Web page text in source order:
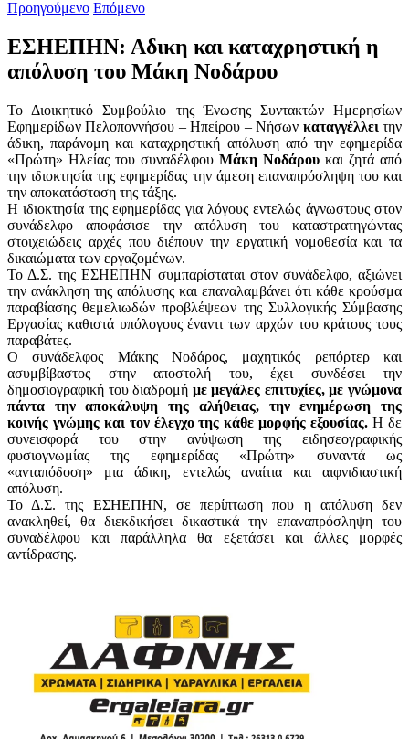
Προηγούμενο Επόμενο
ΕΣΗΕΠΗΝ: Αδικη και καταχρηστική η
απόλυση του Μάκη Νοδάρου
Το Διοικητικό Συμβούλιο της Ένωσης Συντακτών Ημερησίων
Εφημερίδων Πελοποννήσου – Ηπείρου – Νήσων καταγγέλλειτην
άδικη, παράνομη και καταχρηστική απόλυση από την εφημερίδα
«Πρώτη» Ηλείας του συναδέλφου Μάκη Νοδάρου και ζητά από
την ιδιοκτησία της εφημερίδας την άμεση επαναπρόσληψη του και
την αποκατάσταση της τάξης.
Η ιδιοκτησία της εφημερίδας για λόγους εντελώς άγνωστους στον
συνάδελφο αποφάσισε την απόλυση του καταστρατηγώντας
στοιχειώδεις αρχές που διέπουν την εργατική νομοθεσία και τα
δικαιώματα των εργαζομένων.
Το Δ.Σ. της ΕΣΗΕΠΗΝ συμπαρίσταται στον συνάδελφο, αξιώνει
την ανάκληση της απόλυσης και επαναλαμβάνει ότι κάθε κρούσμα
παραβίασης θεμελιωδών προβλέψεων της Συλλογικής Σύμβασης
Εργασίας καθιστά υπόλογους έναντι των αρχών του κράτους τους
παραβάτες.
Ο συνάδελφος Μάκης Νοδάρος, μαχητικός ρεπόρτερ και
ασυμβίβαστος στην αποστολή του, έχει συνδέσει την
δημοσιογραφική του διαδρομή με μεγάλες επιτυχίες, με γνώμονα
πάντα την αποκάλυψη της αλήθειας, την ενημέρωση της
κοινής γνώμης και τον έλεγχο της κάθε μορφής εξουσίας. Η δε
συνεισφορά του στην ανύψωση της ειδησεογραφικής
φυσιογνωμίας της εφημερίδας «Πρώτη» συναντά ως
«ανταπόδοση» μια άδικη, εντελώς αναίτια και αιφνιδιαστική
απόλυση.
Το Δ.Σ. της ΕΣΗΕΠΗΝ, σε περίπτωση που η απόλυση δεν
ανακληθεί, θα διεκδικήσει δικαστικά την επαναπρόσληψη του
συναδέλφου και παράλληλα θα εξετάσει και άλλες μορφές
αντίδρασης.